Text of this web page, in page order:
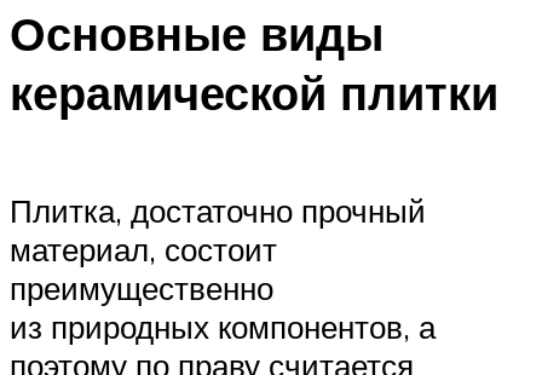
Основные виды
керамической плитки
Плитка, достаточно прочный
материал, состоит
преимущественно
из природных компонентов, а
поэтому по праву считается